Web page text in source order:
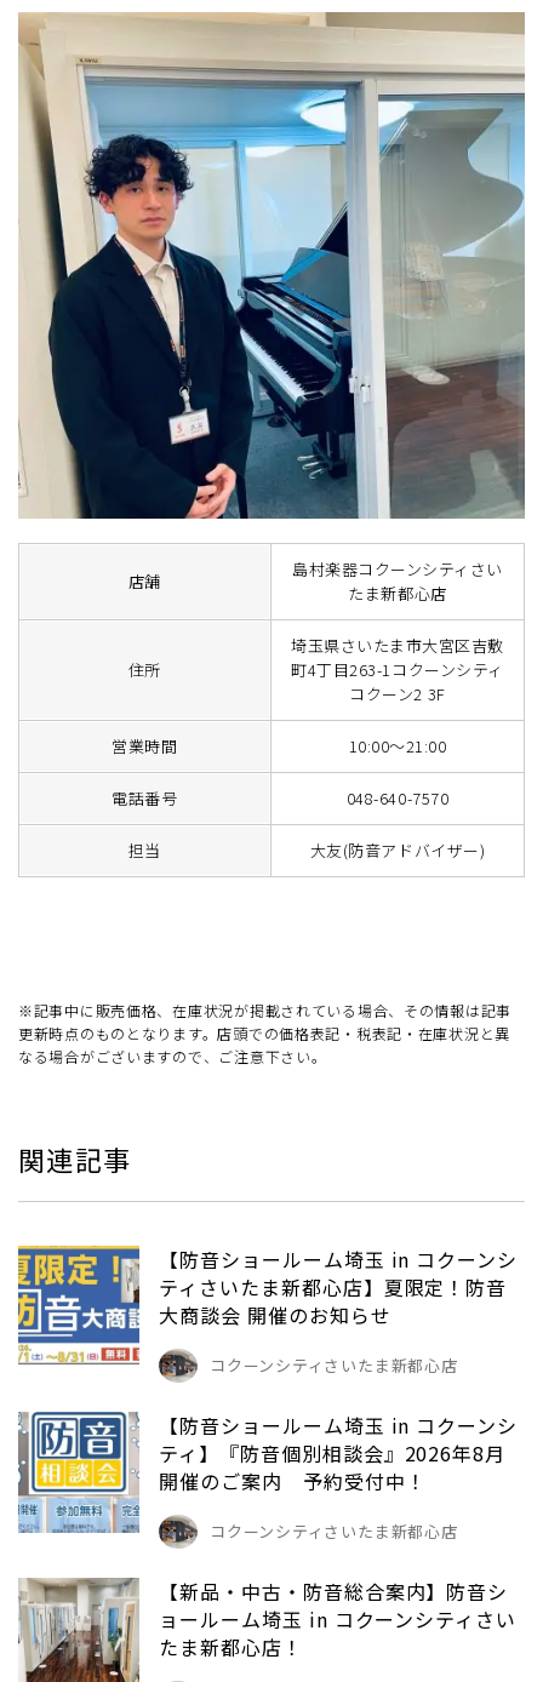
店舗
島村楽器コクーンシティさい
たま新都心店
住所
埼玉県さいたま市大宮区吉敷
町4丁目263-1コクーンシティ
コクーン2 3F
営業時間 10:00～21:00
電話番号 048-640-7570
担当 大友(防音アドバイザー)
※記事中に販売価格、在庫状況が掲載されている場合、その情報は記事
更新時点のものとなります。店頭での価格表記・税表記・在庫状況と異
なる場合がございますので、ご注意下さい。
関連記事
【防音ショールーム埼玉 in コクーンシ
ティさいたま新都心店】夏限定！防音
大商談会 開催のお知らせ
コクーンシティさいたま新都心店
【防音ショールーム埼玉 in コクーンシ
ティ】『防音個別相談会』2026年8月
開催のご案内 予約受付中！
コクーンシティさいたま新都心店
【新品・中古・防音総合案内】防音シ
ョールーム埼玉 in コクーンシティさい
たま新都心店！